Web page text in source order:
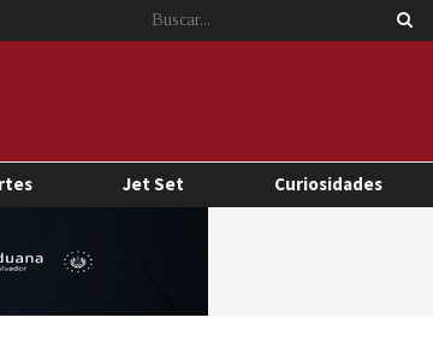
Jet Set Curiosidades